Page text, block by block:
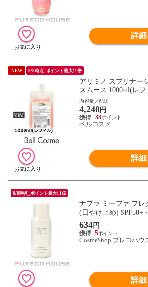
詳細
NEW 8/8時点_ポイント最大11倍
アリミノ スプリナー
スムース 1000ml(レフ
内容量／配送
4,240円
38
ベルコスメ
詳細
8/8時点_ポイント最大11倍
ナプラ ミーファ フレ
(日やけ止め) SPF50+
イトティー
634円
5
CosmeShop プレコハウ
詳細